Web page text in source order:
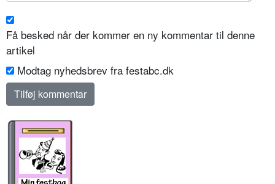
Få besked når der kommer en ny kommentar til denne
artikel
Modtag nyhedsbrev fra festabc.dk